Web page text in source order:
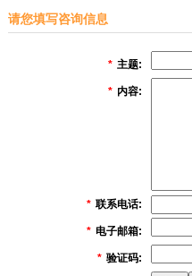
请您填写咨询信息
* 主题:
* 内容:
* 联系电话:
* 电子邮箱:
* 验证码: